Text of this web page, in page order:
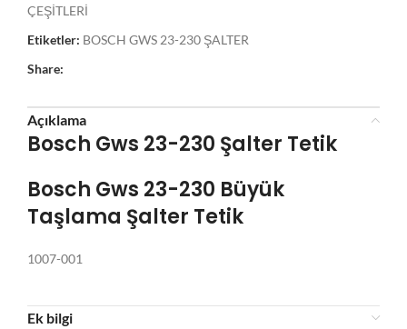
ÇEŞİTLERİ
Etiketler: BOSCH GWS 23-230 ŞALTER
Share:
Açıklama
Bosch Gws 23-230 Şalter Tetik
Bosch Gws 23-230 Büyük
Taşlama Şalter Tetik
1007-001
Ek bilgi